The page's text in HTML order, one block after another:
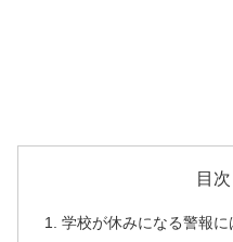
目次
学校が休みになる警報